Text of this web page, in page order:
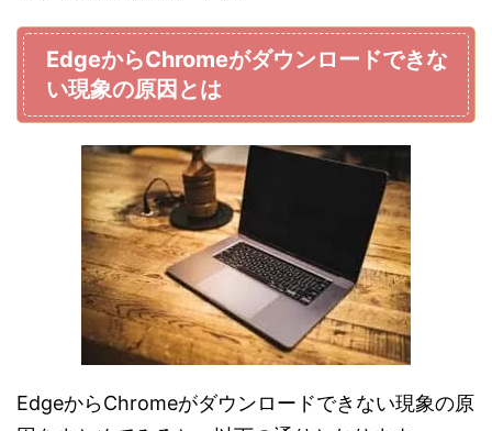
EdgeからChromeがダウンロードできな
い現象の原因とは
EdgeからChromeがダウンロードできない現象の原